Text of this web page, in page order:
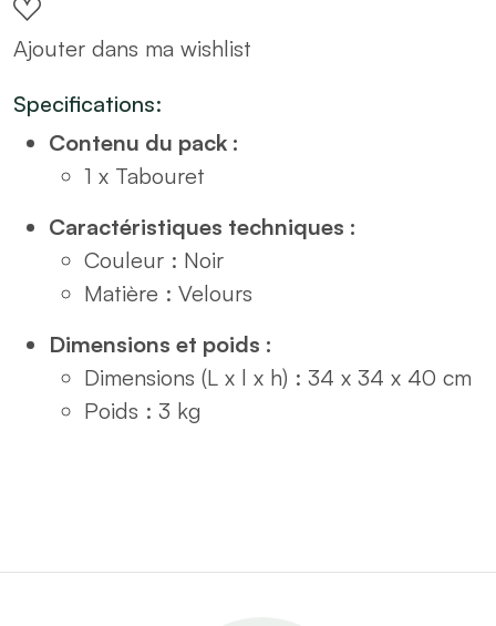
noir
H40
Ajouter dans ma wishlist
Specifications:
Contenu du pack :
1 x Tabouret
Caractéristiques techniques :
Couleur : Noir
Matière : Velours
Dimensions et poids :
Dimensions (L x l x h) : 34 x 34 x 40 cm
Poids : 3 kg